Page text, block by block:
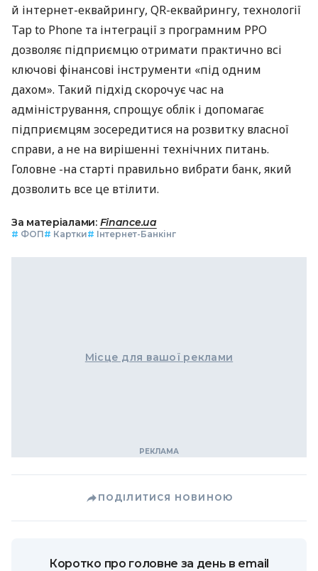
й інтернет-еквайрингу, QR-еквайрингу, технології
Tap to Phone та інтеграції з програмним РРО
дозволяє підприємцю отримати практично всі
ключові фінансові інструменти «під одним
дахом». Такий підхід скорочує час на
адміністрування, спрощує облік і допомагає
підприємцям зосередитися на розвитку власної
справи, а не на вирішенні технічних питань.
Головне -на старті правильно вибрати банк, який
дозволить все це втілити.
За матеріалами: Finance.ua
# ФОП# Картки# Інтернет-Банкінг
Місце для вашої реклами
ПОДІЛИТИСЯ НОВИНОЮ
Коротко про головне за день в email